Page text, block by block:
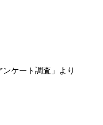
ンケート調査」より